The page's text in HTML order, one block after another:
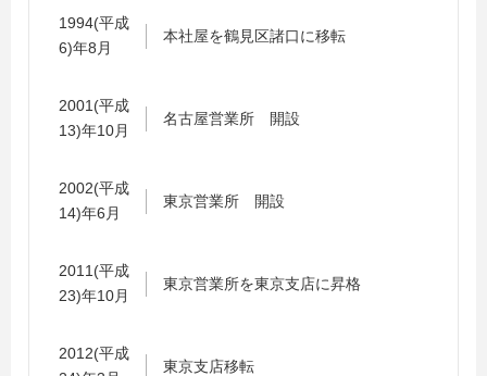
1994(平成
6)年8月
本社屋を鶴見区諸口に移転
2001(平成
13)年10月
名古屋営業所 開設
2002(平成
14)年6月
東京営業所 開設
2011(平成
23)年10月
東京営業所を東京支店に昇格
2012(平成
東京支店移転